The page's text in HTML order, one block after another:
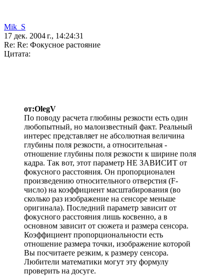
Mik_S
17 дек. 2004 г., 14:24:31
Re: Re: Фокусное растояние
Цитата:
от:OlegV
По поводу расчета глюбины резкости есть один
любопытный, но малоизвестный факт. Реальный
интерес представляет не абсолютная величина
глубины поля резкости, а относительная -
отношение глубины поля резкости к ширине поля
кадра. Так вот, этот параметр НЕ ЗАВИСИТ от
фокусного расстояния. Он пропорционален
произведению относительного отверстия (F-
число) на коэффициент масштабирования (во
сколько раз изображение на сенсоре меньше
оригинала). Последний параметр зависит от
фокусного расстояния лишь косвенно, а в
основном зависит от сюжета и размера сенсора.
Коэффициент пропорциональности есть
отношение размера точки, изображение которой
Вы посчитаете резким, к размеру сенсора.
Любители математики могут эту формулу
проверить на досуге.